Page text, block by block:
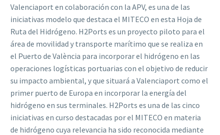
Valenciaport en colaboración con la APV, es una de las
iniciativas modelo que destaca el MITECO en esta Hoja de
Ruta del Hidrógeno. H2Ports es un proyecto piloto para el
área de movilidad y transporte marítimo que se realiza en
el Puerto de València para incorporar el hidrógeno en las
operaciones logísticas portuarias con el objetivo de reducir
su impacto ambiental, y que situará a Valenciaport como el
primer puerto de Europa en incorporar la energía del
hidrógeno en sus terminales. H2Ports es una de las cinco
iniciativas en curso destacadas por el MITECO en materia
de hidrógeno cuya relevancia ha sido reconocida mediante